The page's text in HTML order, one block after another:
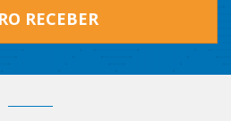
RECEBER